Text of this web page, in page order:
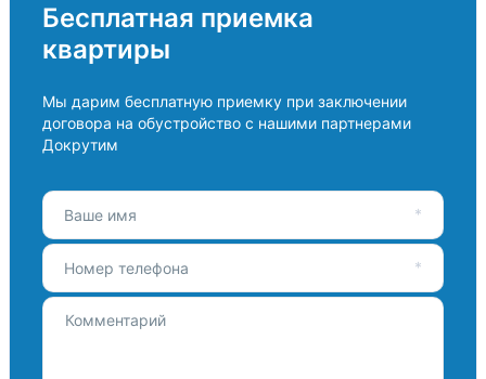
Бесплатная приемка
квартиры
Мы дарим бесплатную приемку при заключении
договора на обустройство с нашими партнерами
Докрутим
Ваше имя
Номер телефона